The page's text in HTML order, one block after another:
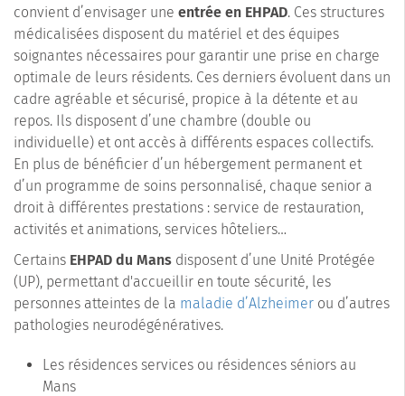
convient d’envisager une entrée en EHPAD. Ces structures
médicalisées disposent du matériel et des équipes
soignantes nécessaires pour garantir une prise en charge
optimale de leurs résidents. Ces derniers évoluent dans un
cadre agréable et sécurisé, propice à la détente et au
repos. Ils disposent d’une chambre (double ou
individuelle) et ont accès à différents espaces collectifs.
En plus de bénéficier d’un hébergement permanent et
d’un programme de soins personnalisé, chaque senior a
droit à différentes prestations : service de restauration,
activités et animations, services hôteliers…
Certains EHPAD du Mans disposent d’une Unité Protégée
(UP), permettant d'accueillir en toute sécurité, les
personnes atteintes de la maladie d’Alzheimer ou d’autres
pathologies neurodégénératives.
Les résidences services ou résidences séniors au
Mans